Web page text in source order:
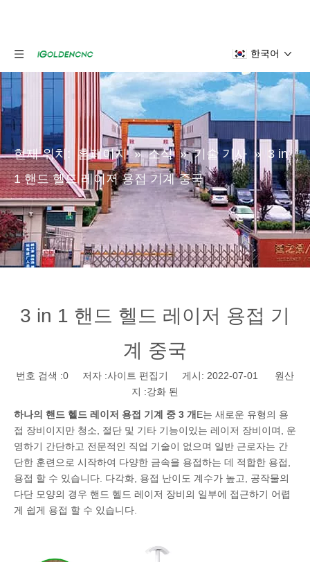
한국어
현재 위치: 홈페이지 » 소식 » 기술 기사 » 3 in
1 핸드 헬드 레이저 용접 기계 중국
3 in 1 핸드 헬드 레이저 용접 기
계 중국
번호 검색 :0 저자 :사이트 편집기 게시: 2022-07-01 원산
지 :강화 된
하나의 핸드 헬드 레이저 용접 기계 중 3 개 E는 새로운 유형의 용
접 장비이지만 청소, 절단 및 기타 기능이있는 레이저 장비이며, 운
영하기 간단하고 전문적인 직업 기술이 없으며 일반 근로자는 간
단한 훈련으로 시작하여 다양한 금속을 용접하는 데 적합한 용접,
용접 할 수 있습니다. 다각화, 용접 난이도 계수가 높고, 공작물의
다단 모양의 경우 핸드 헬드 레이저 장비의 일부에 접근하기 어렵
게 쉽게 용접 할 수 있습니다.